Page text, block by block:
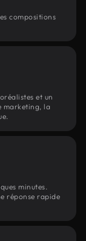
compositions
et un
marketing, la
minutes.
réponse rapide